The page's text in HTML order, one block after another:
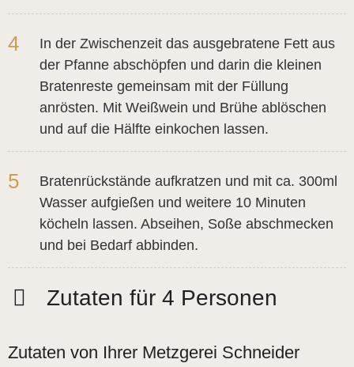
Zutaten für 4 Personen
Zutaten von Ihrer Metzgerei Schneider
4
In der Zwischenzeit das ausgebratene Fett aus
der Pfanne abschöpfen und darin die kleinen
Bratenreste gemeinsam mit der Füllung
anrösten. Mit Weißwein und Brühe ablöschen
und auf die Hälfte einkochen lassen.
5
Bratenrückstände aufkratzen und mit ca. 300ml
Wasser aufgießen und weitere 10 Minuten
köcheln lassen. Abseihen, Soße abschmecken
und bei Bedarf abbinden.